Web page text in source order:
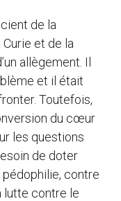
de la
et de la
allègement. Il
et il était
Toutefois,
du cœur
les questions
de doter
pédophilie, contre
lutte contre le